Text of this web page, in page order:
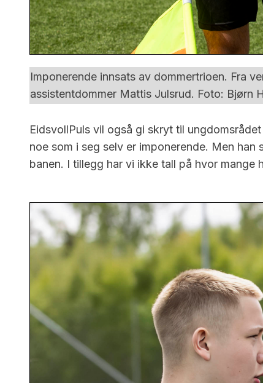
Imponerende innsats av dommertrioen. Fra
assistentdommer Mattis Julsrud. Foto: Bjørn
EidsvollPuls vil også gi skryt til
noe som i seg selv er imponerende. Men
banen. I tillegg har vi ikke tall på hvor mange